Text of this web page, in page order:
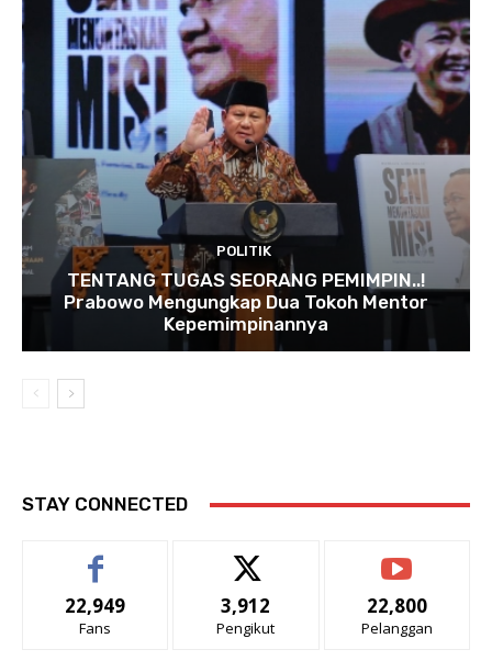
POLITIK
TENTANG TUGAS SEORANG PEMIMPIN..!
Prabowo Mengungkap Dua Tokoh Mentor
Kepemimpinannya
STAY CONNECTED
22,949
Fans
3,912
Pengikut
22,800
Pelanggan